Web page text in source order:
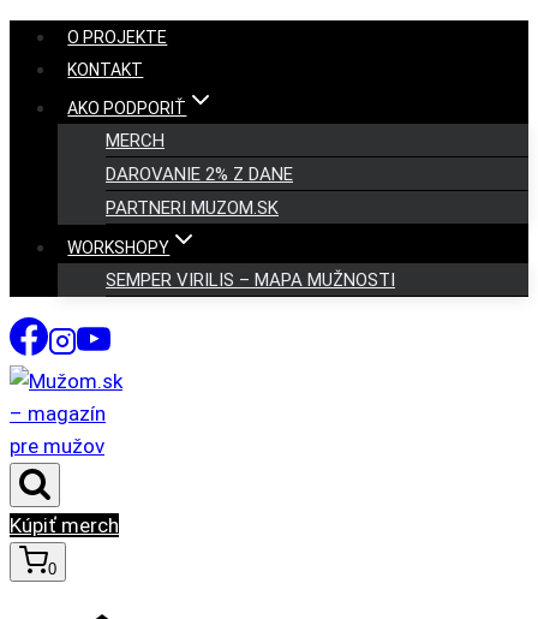
Skip
content
O PROJEKTE
KONTAKT
AKO PODPORIŤ
MERCH
DAROVANIE 2% Z DANE
PARTNERI MUZOM.SK
WORKSHOPY
SEMPER VIRILIS – MAPA MUŽNOSTI
Kúpiť merch
0